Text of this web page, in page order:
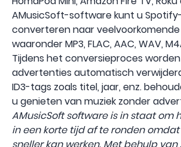
AMusicSoft-software kunt u
converteren naar
waaronder MP3, FLAC, AAC, WAV,
Tijdens het conversieproces
advertenties automatisch
ID3-tags zoals titel, jaar, enz.
u genieten van muziek zonder
AMusicSoft software is in staat om
in een korte tijd af te ronden